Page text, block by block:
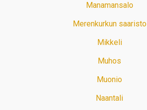
Manamansalo
Merenkurkun saaristo
Mikkeli
Muhos
Muonio
Naantali